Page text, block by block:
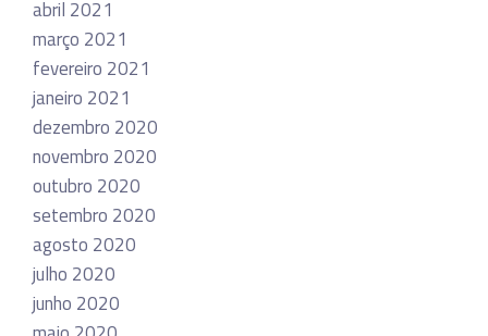
abril 2021
março 2021
fevereiro 2021
janeiro 2021
dezembro 2020
novembro 2020
outubro 2020
setembro 2020
agosto 2020
julho 2020
junho 2020